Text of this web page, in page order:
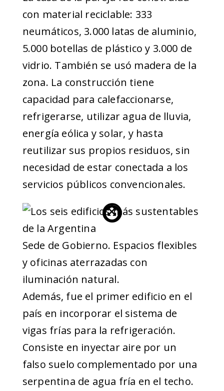
con material reciclable: 333
neumáticos, 3.000 latas de aluminio,
5.000 botellas de plástico y 3.000 de
vidrio. También se usó madera de la
zona. La construcción tiene
capacidad para calefaccionarse,
refrigerarse, utilizar agua de lluvia,
energía eólica y solar, y hasta
reutilizar sus propios residuos, sin
necesidad de estar conectada a los
servicios públicos convencionales.
Sede de Gobierno. Espacios flexibles
y oficinas aterrazadas con
iluminación natural.
Además, fue el primer edificio en el
país en incorporar el sistema de
vigas frías para la refrigeración.
Consiste en inyectar aire por un
falso suelo complementado por una
serpentina de agua fría en el techo.